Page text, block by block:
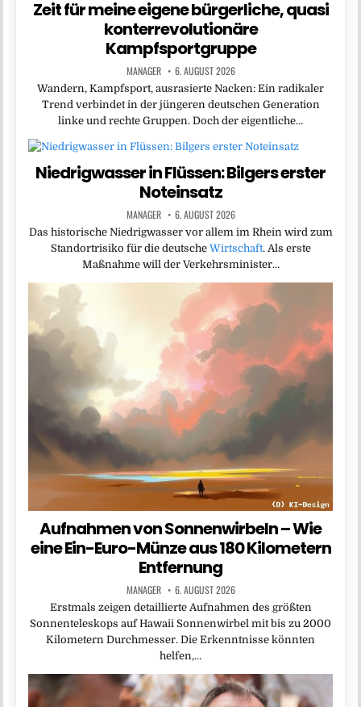
Zeit für meine eigene bürgerliche, quasi
konterrevolutionäre
Kampfsportgruppe
MANAGER 6. AUGUST 2026
Wandern, Kampfsport, ausrasierte Nacken: Ein radikaler
Trend verbindet in der jüngeren deutschen Generation
linke und rechte Gruppen. Doch der eigentliche…
Niedrigwasser in Flüssen: Bilgers erster
Noteinsatz
MANAGER 6. AUGUST 2026
Das historische Niedrigwasser vor allem im Rhein wird zum
Standortrisiko für die deutsche Wirtschaft. Als erste
Maßnahme will der Verkehrsminister…
Aufnahmen von Sonnenwirbeln – Wie
eine Ein-Euro-Münze aus 180 Kilometern
Entfernung
MANAGER 6. AUGUST 2026
Erstmals zeigen detaillierte Aufnahmen des größten
Sonnenteleskops auf Hawaii Sonnenwirbel mit bis zu 2000
Kilometern Durchmesser. Die Erkenntnisse könnten
helfen,…